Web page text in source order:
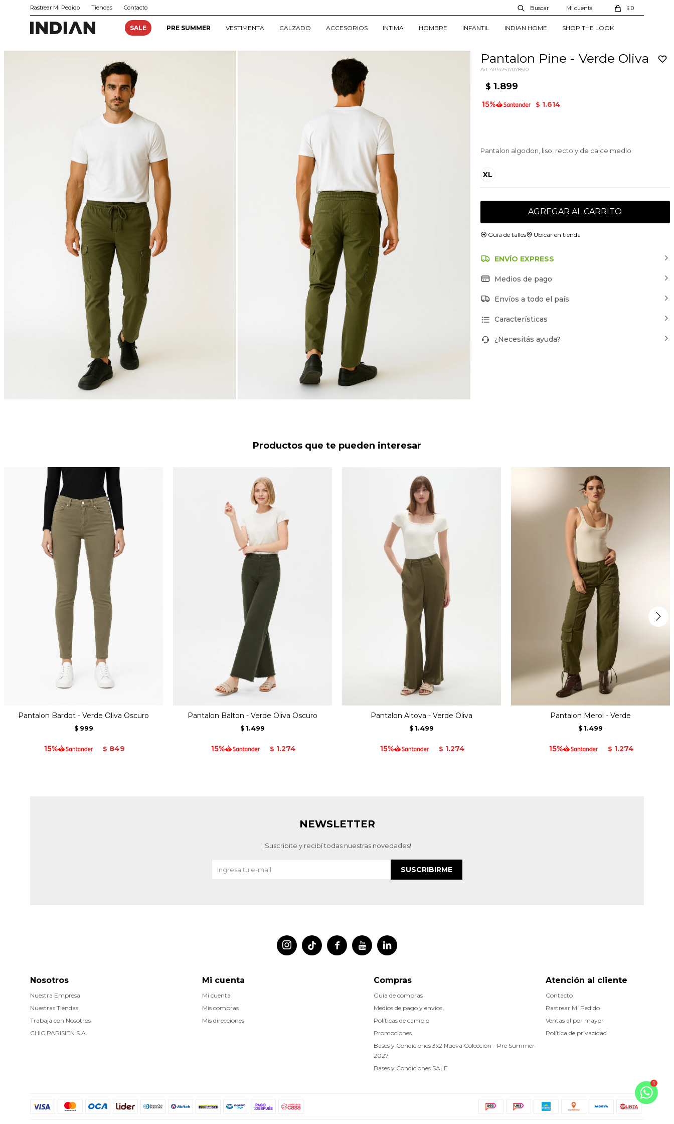
SALE PRE SUMMER VESTIMENTA CALZADO ACCESORIOS INTIMA HOMBRE INFANTIL INDIAN HOME SHOP THE LOOK
$ 0
Rastrear Mi Pedido Tiendas Contacto
Pantalon Pine - Verde Oliva
40342517078510
$ 1.899
$ 1.614
Pantalon algodon, liso, recto y de calce medio
XL
AGREGAR AL CARRITO
Guía de talles Ubicar en tienda
ENVÍO EXPRESS
Medios de pago
Envíos a todo el país
Características
¿Necesitás ayuda?
Productos que te pueden interesar
Pantalon Bardot - Verde Oliva Oscuro
$ 999
$ 849
Pantalon Balton - Verde Oliva Oscuro
$ 1.499
$ 1.274
Pantalon Altova - Verde Oliva
$ 1.499
$ 1.274
Pantalon Merol - Verde
$ 1.499
$ 1.274
 
 
Atención al cliente
Contacto
Rastrear Mi Pedido
Ventas al por mayor
Política de privacidad
Nosotros
Nuestra Empresa
Nuestras Tiendas
Trabajá con Nosotros
CHIC PARISIEN S.A.
Compras
Guía de compras
Medios de pago y envíos
Políticas de cambio
Promociones
Bases y Condiciones 3x2 Nueva Colecciòn - Pre Summer
2027
Bases y Condiciones SALE
Mi cuenta
Mi cuenta
Mis compras
Mis direcciones
NEWSLETTER
¡Suscribite y recibí todas nuestras novedades!
SUSCRIBIRME